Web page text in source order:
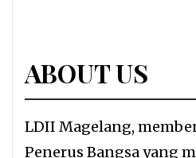
ABOUT US
LDII Magelang,
Penerus Bangsa yang